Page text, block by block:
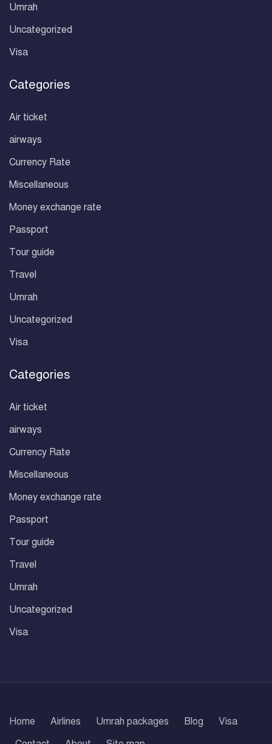
Umrah
Uncategorized
Visa
Categories
Air ticket
airways
Currency Rate
Miscellaneous
Money exchange rate
Passport
Tour guide
Travel
Umrah
Uncategorized
Visa
Categories
Air ticket
airways
Currency Rate
Miscellaneous
Money exchange rate
Passport
Tour guide
Travel
Umrah
Uncategorized
Visa
Home Airlines Umrah packages Blog
Visa